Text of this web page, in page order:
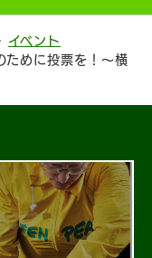
イベント
めに投票を！〜横